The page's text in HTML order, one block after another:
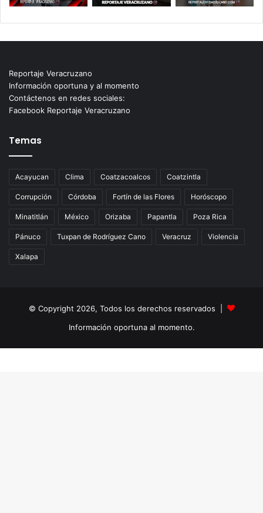
Reportaje Veracruzano
Información oportuna y al momento
Contáctenos en redes sociales:
Facebook Reportaje Veracruzano
Temas
Acayucan Clima Coatzacoalcos Coatzintla
Corrupción Córdoba Fortín de las Flores Horóscopo
Minatitlán México Orizaba Papantla Poza Rica
Pánuco Tuxpan de Rodríguez Cano Veracruz Violencia
Xalapa
© Copyright 2026, Todos los derechos reservados |
Información oportuna al momento.